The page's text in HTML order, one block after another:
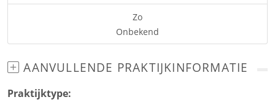
Zo
Onbekend
AANVULLENDE PRAKTIJKINFORMATIE
Praktijktype: